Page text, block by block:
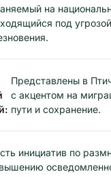
на
под угрозой
Представлены в
с акцентом на
пути и сохранение.
инициатив по